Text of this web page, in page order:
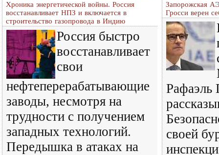
Хроника энергетической войны. Россия
восстанавливает НПЗ и включается в
строительство газопровода в Индию
Россия быстро
восстанавливает
свои
нефтеперерабатывающие
заводы, несмотря на
трудности с получением
западных технологий.
Передышка в атаках на
Запорожская
Гросси верен
Рафаэль
своей